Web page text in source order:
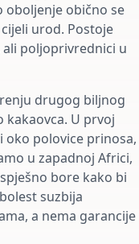
oboljenje obično se
urod. Postoje
poljoprivrednici u
drugog biljnog
kakaovca. U prvoj
polovice prinosa,
u zapadnoj Africi,
bore kako bi
suzbija
a nema garancije